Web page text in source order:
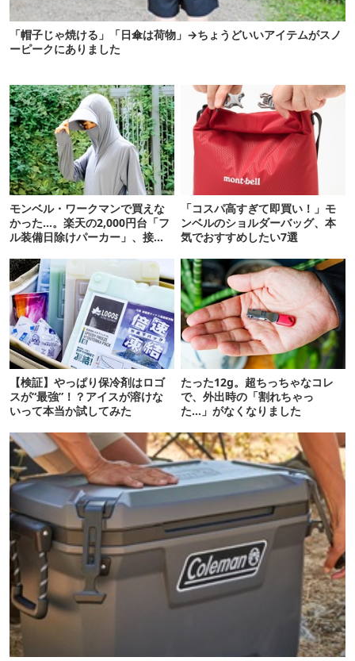
「帽子じゃ焼ける」「日傘は荷物」→ちょうどいいアイテムがスノ
ーピークにありました
モンベル・ワークマンで買えな
かった…。楽天の2,000円台「フ
ル装備日除けパーカー」、接触
「コスパ高すぎて即買い！」モ
ンベルのショルダーバッグ、本
気でおすすめしたい7選
【検証】やっぱり保冷剤はロゴ
スが“最強”！？アイスが溶けな
いって本当か試してみた
たった12g。超ちっちゃなコレ
で、外出時の「割れちゃっ
た…」がなくなりました